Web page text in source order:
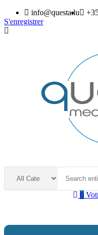
info@questa.lu
S'enregistrer
0